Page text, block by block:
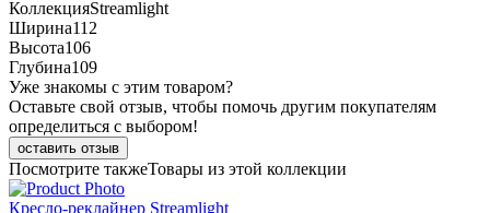
КоллекцияStreamlight
Ширина112
Высота106
Глубина109
Уже знакомы с этим товаром?
Оставьте свой отзыв, чтобы помочь другим покупателям
определиться с выбором!
оставить отзыв
Посмотрите такжеТовары из этой коллекции
Кресло-реклайнер Streamlight